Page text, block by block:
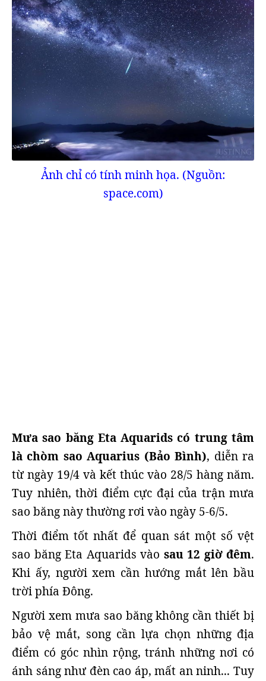
Ảnh chỉ có tính minh họa. (Nguồn:
space.com)
Mưa sao băng Eta Aquarids có trung tâm
là chòm sao Aquarius (Bảo Bình), diễn ra
từ ngày 19/4 và kết thúc vào 28/5 hàng năm.
Tuy nhiên, thời điểm cực đại của trận mưa
sao băng này thường rơi vào ngày 5-6/5.
Thời điểm tốt nhất để quan sát một số vệt
sao băng Eta Aquarids vào sau 12 giờ đêm.
Khi ấy, người xem cần hướng mắt lên bầu
trời phía Đông.
Người xem mưa sao băng không cần thiết bị
bảo vệ mắt, song cần lựa chọn những địa
điểm có góc nhìn rộng, tránh những nơi có
ánh sáng như đèn cao áp, mất an ninh... Tuy